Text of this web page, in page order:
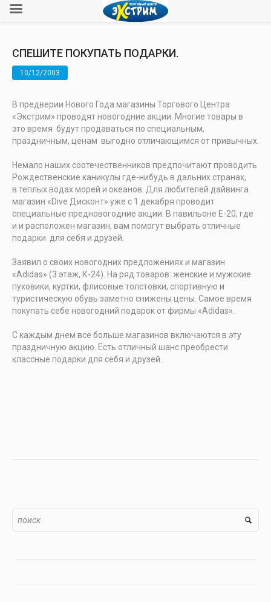
СПЕШИТЕ ПОКУПАТЬ ПОДАРКИ.
10/12/2003
В предверии Нового Года магазины Торгового Центра
«Экстрим» проводят новогодние акции. Многие товары в
это время будут продаваться по специальным,
праздничным, ценам выгодно отличающимся от привычных.
Немало наших соотечественников предпочитают проводить
Рождественские каникулы где-нибудь в дальних странах,
в теплых водах морей и океанов. Для любителей дайвинга
магазин «Dive Дисконт» уже с 1 декабря проводит
специальные предновогодние акции. В павильоне Е-20, где
и и расположен магазин, вам помогут выбрать отличные
подарки для себя и друзей.
Заявил о своих новогодних предложениях и магазин
«Adidas» (3 этаж, К-24). На ряд товаров: женские и мужские
пуховики, куртки, флисовые толстовки, спортивную и
туристическую обувь заметно снижены цены. Самое время
покупать себе новогодний подарок от фирмы «Adidas».
С каждым днем все больше магазинов включаются в эту
праздничную акцию. Есть отличный шанс преобрести
классные подарки для себя и друзей.